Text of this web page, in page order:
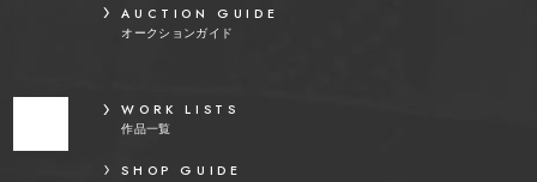
AUCTION GUIDE
オークションガイド
WORK LISTS
作品一覧
SHOP GUIDE